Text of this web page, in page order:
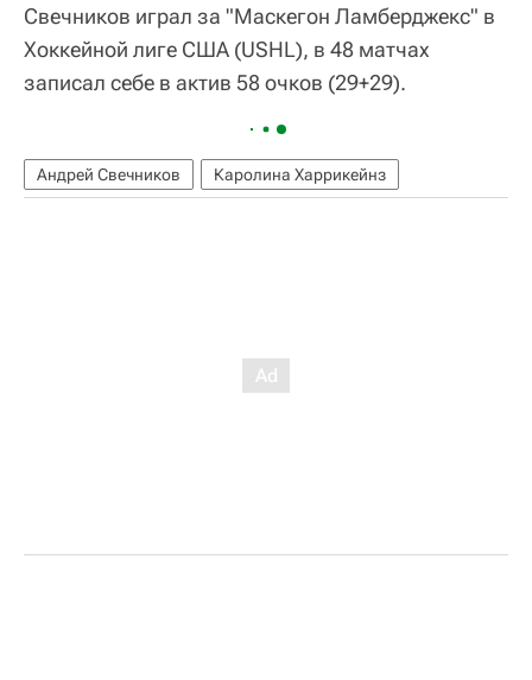
Свечников играл за "Маскегон Ламберджекс" в
Хоккейной лиге США (USHL), в 48 матчах
записал себе в актив 58 очков (29+29).
Андрей Свечников Каролина Харрикейнз